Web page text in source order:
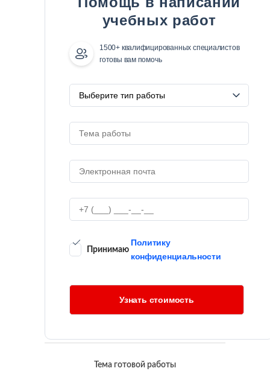
учебных работ
1500+ квалифицированных специалистов
готовы вам помочь
Принимаю
Политику
конфиденциальности
Тема готовой работы